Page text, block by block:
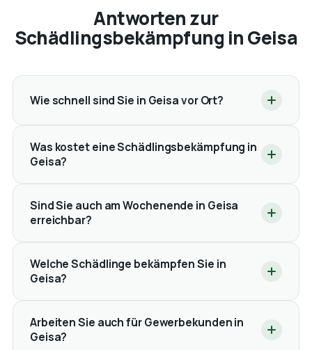
Antworten zur
Schädlingsbekämpfung in Geisa
Wie schnell sind Sie in Geisa vor Ort?
Was kostet eine Schädlingsbekämpfung in
Geisa?
Sind Sie auch am Wochenende in Geisa
erreichbar?
Welche Schädlinge bekämpfen Sie in
Geisa?
Arbeiten Sie auch für Gewerbekunden in
Geisa?